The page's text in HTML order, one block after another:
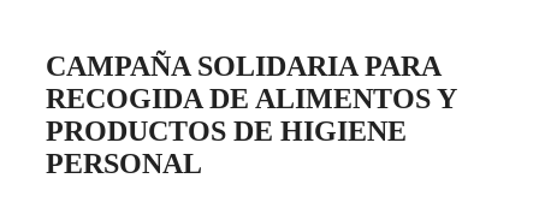
CAMPAÑA SOLIDARIA PARA
RECOGIDA DE ALIMENTOS Y
PRODUCTOS DE HIGIENE
PERSONAL